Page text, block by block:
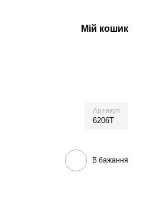
Мій кошик
Артикул
6206T
В бажання